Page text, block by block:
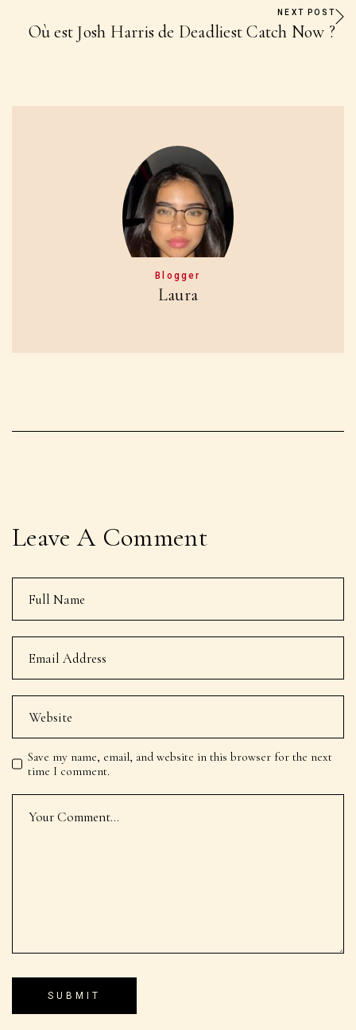
NEXT POST
Où est Josh Harris de Deadliest Catch Now ?
Blogger
Laura
Leave A Comment
Save my name, email, and website in this browser for the next
time I comment.